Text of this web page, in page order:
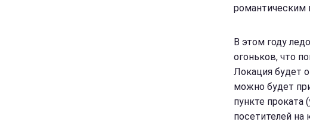
романтическим
В этом году
огоньков, что
Локация будет
можно будет
пункте проката
посетителей на